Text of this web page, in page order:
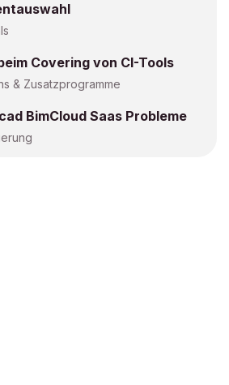
Covering von CI-Tools
& Zusatzprogramme
BimCloud Saas Probleme